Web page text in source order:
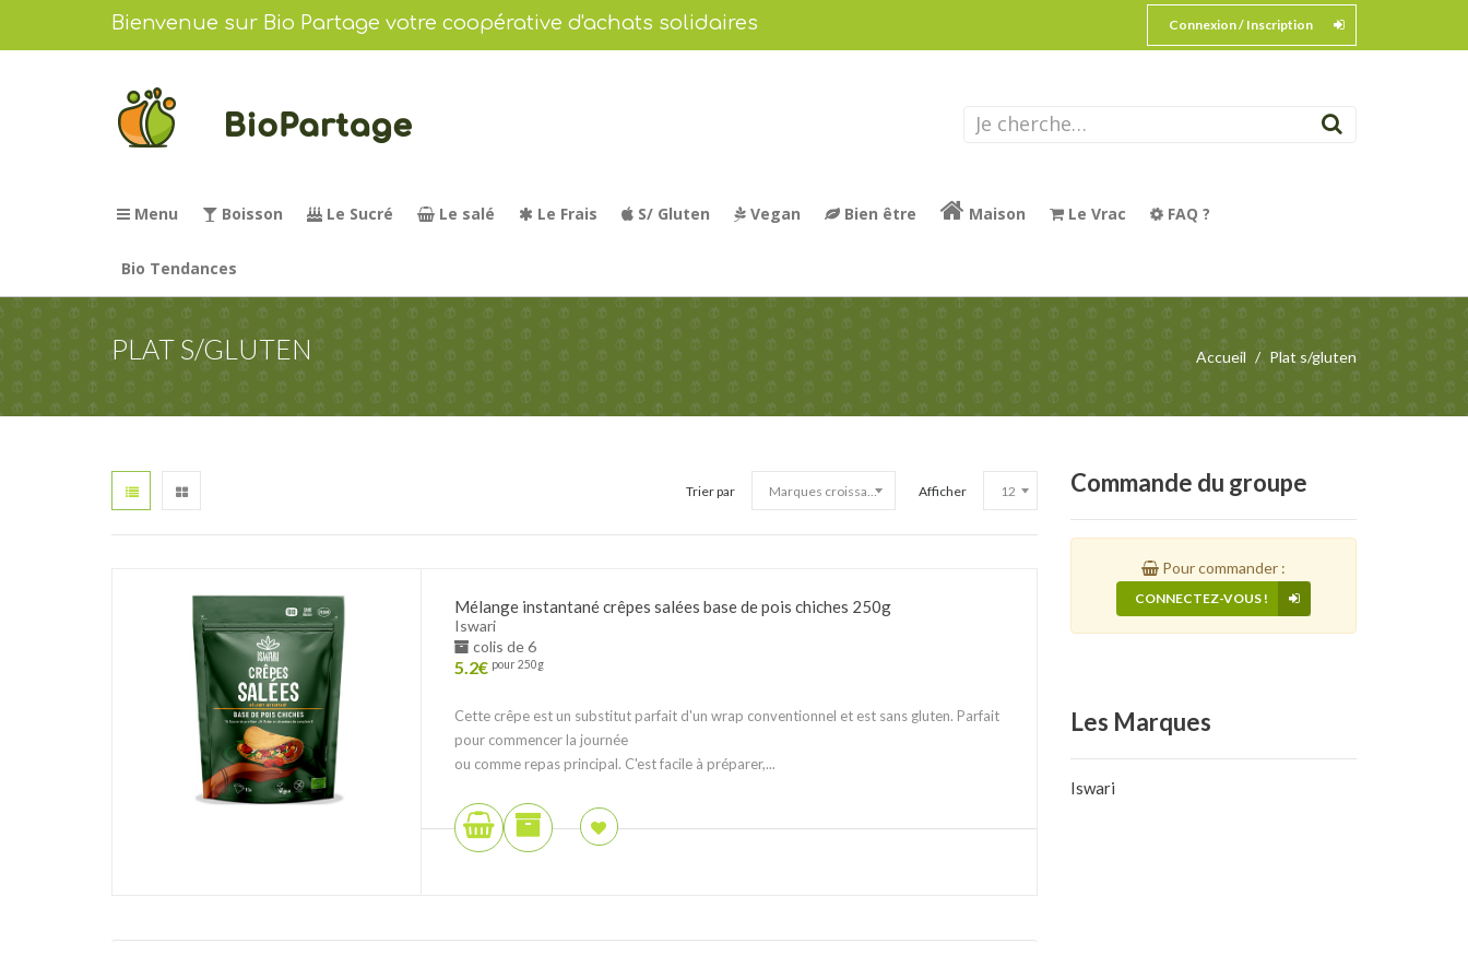
Bienvenue sur Bio Partage votre coopérative d'achats solidaires Connexion / Inscription
Menu Boisson Le Sucré Le salé Le Frais S/ Gluten Vegan Bien être Maison Le Vrac FAQ ?
Bio Tendances
PLAT S/GLUTEN Accueil Plat s/gluten
Trier par Afficher
Mélange instantané crêpes salées base de pois chiches 250g
Iswari
colis de 6
5.2€ pour 250g
Cette crêpe est un substitut parfait d'un wrap conventionnel et est sans gluten. Parfait
pour commencer la journée
ou comme repas principal. C'est facile à préparer,...
Commande du groupe
Pour commander :
CONNECTEZ-VOUS !
Les Marques
Iswari